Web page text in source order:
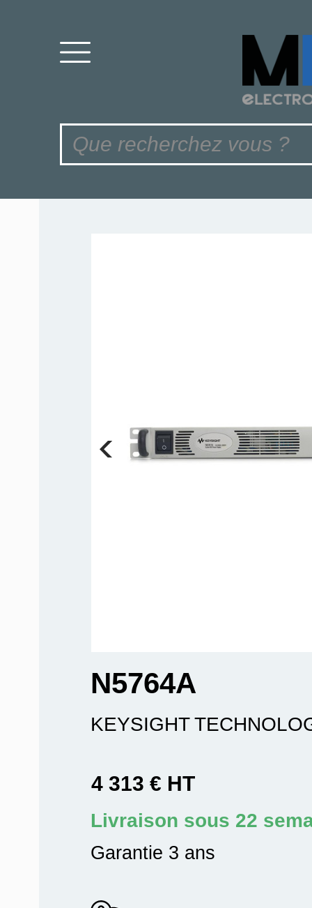
N5764A
KEYSIGHT
4 313 € HT
Livraison sous 22
Garantie 3 ans